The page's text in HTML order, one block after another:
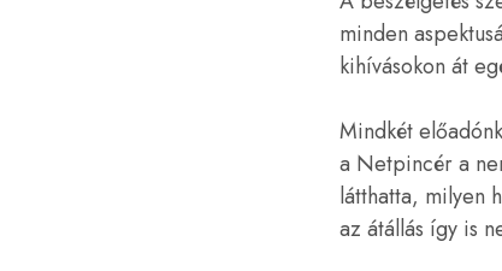
minden
kihívásokon át
Mindkét
a Netpincér a
látthatta, milyen
az átállás így is